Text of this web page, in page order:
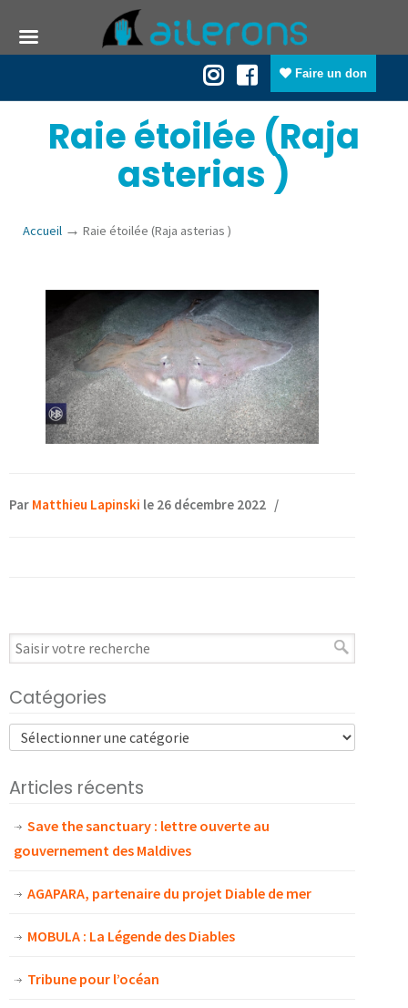
Faire un don
Raie étoilée (Raja
asterias )
Accueil → Raie étoilée (Raja asterias )
Par Matthieu Lapinski le 26 décembre 2022 /
Catégories
Articles récents
Save the sanctuary : lettre ouverte au
gouvernement des Maldives
AGAPARA, partenaire du projet Diable de mer
MOBULA : La Légende des Diables
Tribune pour l’océan